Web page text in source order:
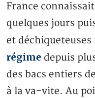
France
quelques jours
et déchiqueteuses
régime depuis
des bacs entiers
à la va-vite. Au